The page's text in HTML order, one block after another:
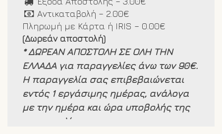
Αντικαταβολή – 2.00€
Πληρωμή με Κάρτα ή IRIS – 0.00€
(Δωρεάν αποστολή)
* ΔΩΡΕΑΝ ΑΠΟΣΤΟΛΗ ΣΕ ΟΛΗ ΤΗΝ
ΕΛΛΑΔΑ για παραγγελίες άνω των 90€.
Η παραγγελία σας επιβεβαιώνεται
εντός 1 εργάσιμης ημέρας, ανάλογα
με την ημέρα και ώρα υποβολής της
παραγγελίας.